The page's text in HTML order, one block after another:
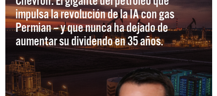
impulsa la revolución de la IA con gas
Permian – y que nunca ha dejado de
aumentar su dividendo en 35 años.